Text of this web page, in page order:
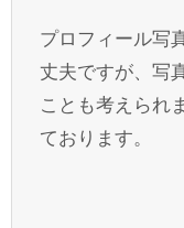
プロフィール写
丈夫ですが、写
ことも考えられ
ております。